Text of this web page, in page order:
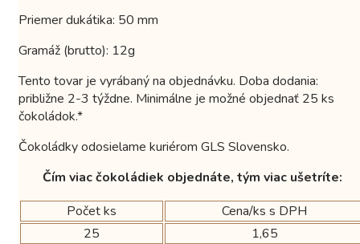
Priemer dukátika: 50 mm
Gramáž (brutto): 12g
Tento tovar je vyrábaný na objednávku. Doba dodania:
približne 2-3 týždne. Minimálne je možné objednať 25 ks
čokoládok.*
Čokoládky odosielame kuriérom GLS Slovensko.
Čím viac čokoládiek objednáte, tým viac ušetríte:
Počet ks
Cena/ks s DPH
25
1,65